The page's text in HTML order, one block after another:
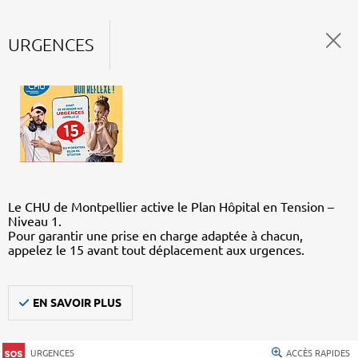
URGENCES
Le CHU de Montpellier active le Plan Hôpital en Tension –
Niveau 1.
Pour garantir une prise en charge adaptée à chacun,
appelez le 15 avant tout déplacement aux urgences.
EN SAVOIR PLUS
URGENCES ACCÈS RAPIDES